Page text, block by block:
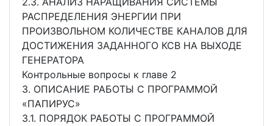
РАСПРЕДЕЛЕНИЯ ЭНЕРГИИ ПРИ
ПРОИЗВОЛЬНОМ КОЛИЧЕСТВЕ КАНАЛОВ ДЛЯ
ДОСТИЖЕНИЯ ЗАДАННОГО КСВ НА ВЫХОДЕ
ГЕНЕРАТОРА
Контрольные вопросы к главе 2
3. ОПИСАНИЕ РАБОТЫ С ПРОГРАММОЙ
«ПАПИРУС»
3.1. ПОРЯДОК РАБОТЫ С ПРОГРАММОЙ